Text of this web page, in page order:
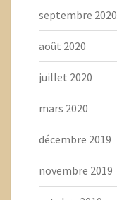
septembre 2020
août 2020
juillet 2020
mars 2020
décembre 2019
novembre 2019